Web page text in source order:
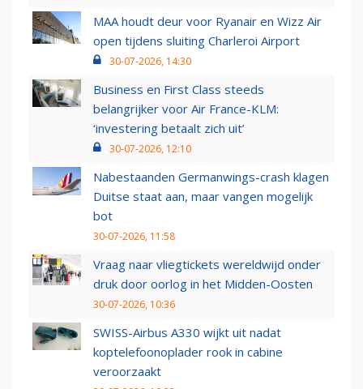
MAA houdt deur voor Ryanair en Wizz Air
open tijdens sluiting Charleroi Airport
30-07-2026, 14:30
Business en First Class steeds
belangrijker voor Air France-KLM:
‘investering betaalt zich uit’
30-07-2026, 12:10
Nabestaanden Germanwings-crash klagen
Duitse staat aan, maar vangen mogelijk
bot
30-07-2026, 11:58
Vraag naar vliegtickets wereldwijd onder
druk door oorlog in het Midden-Oosten
30-07-2026, 10:36
SWISS-Airbus A330 wijkt uit nadat
koptelefoonoplader rook in cabine
veroorzaakt